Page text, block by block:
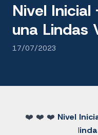
Nivel
una Lindas
17/07/2023
❤️ ❤️ ❤️ Nivel
l